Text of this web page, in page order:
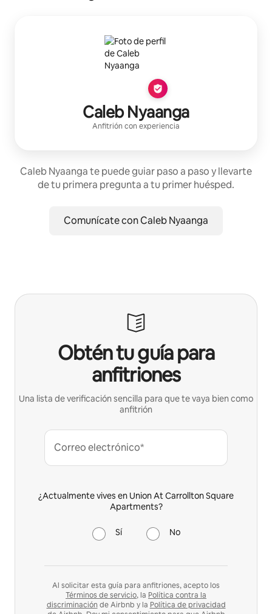
Caleb Nyaanga
Anfitrión con experiencia
Caleb Nyaanga te puede guiar paso a paso y llevarte
de tu primera pregunta a tu primer huésped.
Comunícate con Caleb Nyaanga
Obtén tu guía para
anfitriones
Una lista de verificación sencilla para que te vaya bien como
anfitrión
Correo electrónico*
¿Actualmente vives en Union At Carrollton Square
Apartments?
Sí No
Al solicitar esta guía para anfitriones, acepto los
Términos de servicio, la Política contra la
discriminación de Airbnb y la Política de privacidad